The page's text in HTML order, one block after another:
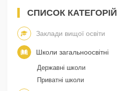
СПИСОК КАТЕГОРІЙ
Заклади вищої освіти
Школи загальноосвітні
Державні школи
Приватні школи